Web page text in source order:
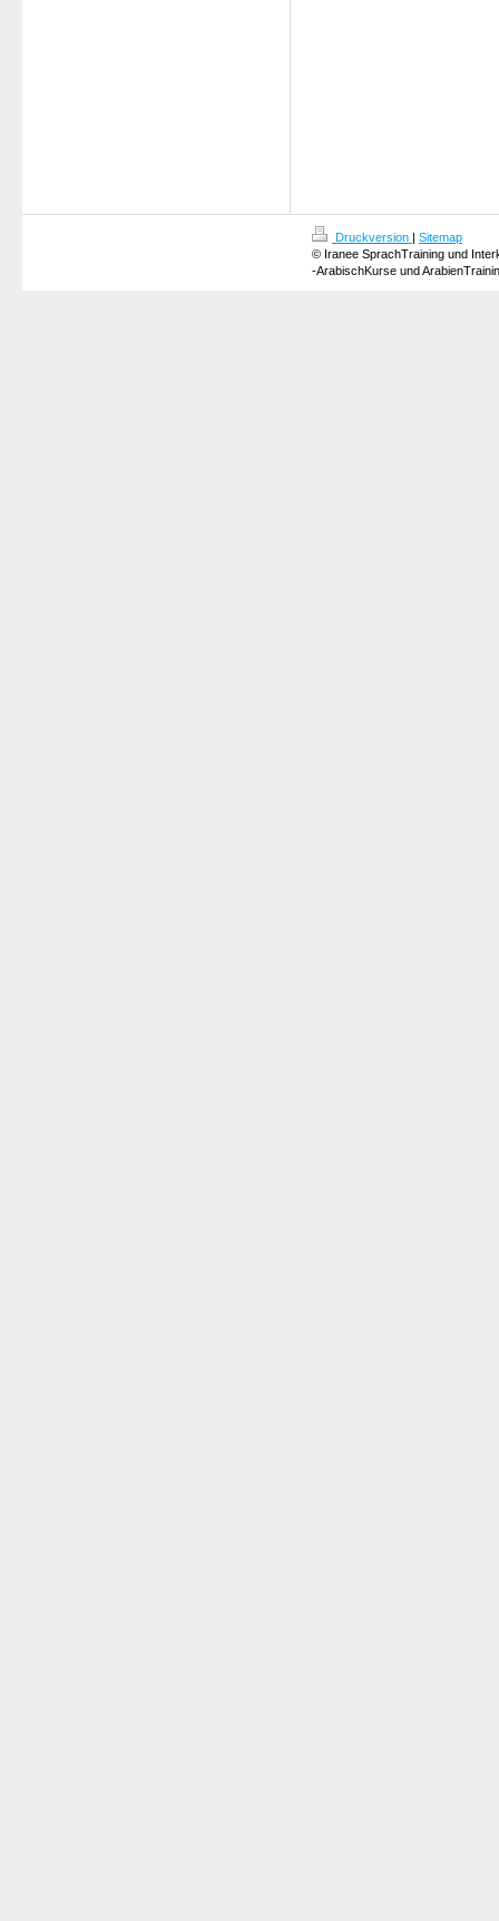
Druckversion | Sitemap
© Iranee SprachTraining und
-ArabischKurse und